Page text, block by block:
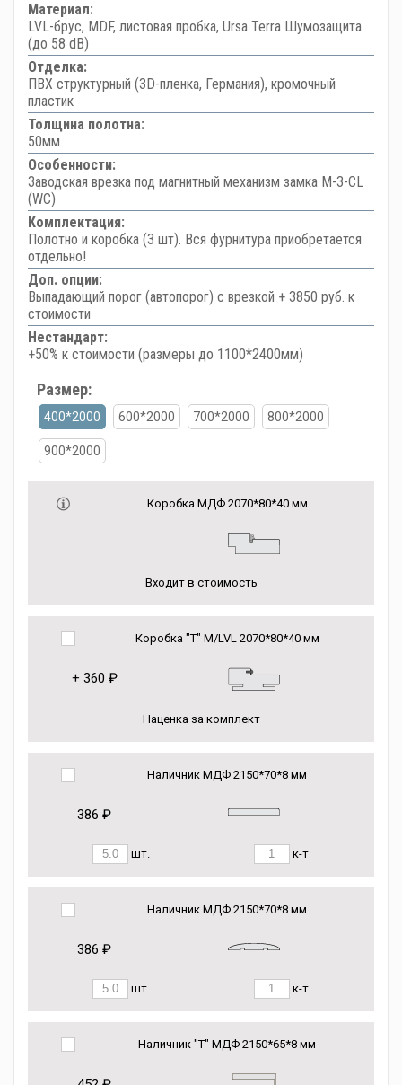
Материал:
LVL-брус, MDF, листовая пробка, Ursa Terra Шумозащита
(до 58 dB)
Отделка:
ПВХ структурный (3D-пленка, Германия), кромочный
пластик
Толщина полотна:
50мм
Особенности:
Заводская врезка под магнитный механизм замка M-3-CL
(WC)
Комплектация:
Полотно и коробка (3 шт). Вся фурнитура приобретается
отдельно!
Доп. опции:
Выпадающий порог (автопорог) с врезкой + 3850 руб. к
стоимости
Нестандарт:
+50% к стоимости (размеры до 1100*2400мм)
Размер:
400*2000 600*2000 700*2000 800*2000
900*2000
Коробка МДФ 2070*80*40 мм
Входит в стоимость
Коробка "Т" M/LVL 2070*80*40 мм
+ 360 ₽
Наценка за комплект
Наличник МДФ 2150*70*8 мм
386 ₽
шт. к-т
Наличник МДФ 2150*70*8 мм
386 ₽
шт. к-т
Наличник "Т" МДФ 2150*65*8 мм